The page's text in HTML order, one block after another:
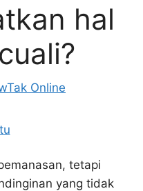
hal
Online
tetapi
yang tidak